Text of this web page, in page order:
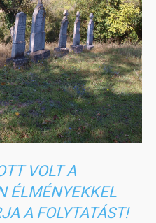
VOLT A
ÉLMÉNYEKKEL
A FOLYTATÁST!